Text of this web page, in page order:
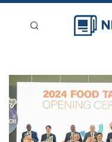
新聞稿分類
登入
刊登